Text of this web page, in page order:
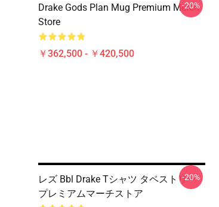
Drake Gods Plan Mug Premium Merch
Store
￥362,500 - ￥420,500
-20%
レズ Bbl Drake Tシャツ タペストリー
プレミアムマーチストア
-20%